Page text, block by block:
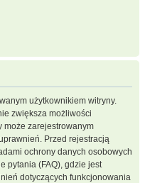
użytkownikiem witryny.
zwiększa możliwości
może zarejestrowanym
Przed rejestracją
ochrony danych osobowych
pytania (FAQ), gdzie jest
dotyczących funkcjonowania